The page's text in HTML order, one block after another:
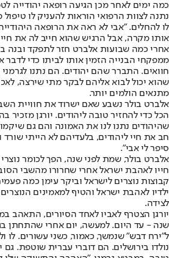
כמה ימים לאחר מכן הגיעה רופאה יהודייה
נתנה לצוות הרפואי הוראות להעניק לו טיפול
לו להחלים. "אבי לא ראה את הרופאה
אותו מקרה, אבל הרגיש שהוא חייב לה את
אחרי כמה שבועות אלברט חזר לתפקד ובנה
ממפקחי הבנייה הזמין אותו לביתו כדי לדבר
חוואים. התברר שהם יהודים. הם נתנו
שהוא יכול לבוא אליהם לבקר מתי שירצה,
מתנאים הולמים יותר.
אלברט בולר נשבע שאם ישרוד את חוויית
הכל כדי להחזיר טובה ליהודים. יורגן מזכיר
שהיהודים נתנו לנו את האמונה והם גם שיקמו
חב את חיי ליהודים, בלעדיהם לא הייתי
סיפר לי אבי".
אלברט בולר, שמת לפני שנה, הפך לכומר
חייו לאהבת ישראל אחרי שחרורו מהשבי
קבוצות נוצרים לישראל וביקר עימן כמה
ילדיו לאהבת ישראל והטיף למאמינים
לצידה.
שנה - עד היום. למעשה, יום אחרי שהתחתן
ל"ירח דבש" שנמשך, כאמור, כשני עשורים. לו
נולדו בירושלים. הם דוברי עברית שוטפת. גם